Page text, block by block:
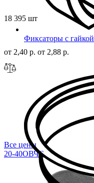
Фиксаторы с гайкой
18 395 шт
от 2,40 р. от 2,88 р.
Все цены
20-40ОВЧС